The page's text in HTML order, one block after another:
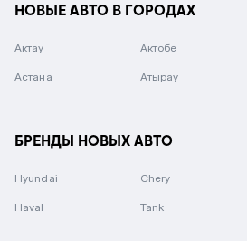
НОВЫЕ АВТО В ГОРОДАХ
Актау Актобе
Астана Атырау
БРЕНДЫ НОВЫХ АВТО
Hyundai Chery
Haval Tank